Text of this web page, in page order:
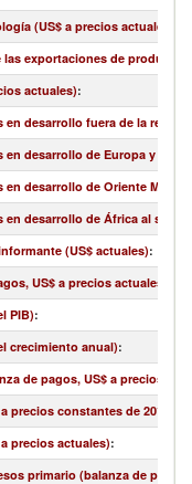
(US$ a precios actuales)
exportaciones de productos)
actuales):
desarrollo fuera de la
desarrollo de Europa y
desarrollo de Oriente
desarrollo de África al sur
(US$ actuales):
US$ a precios actuales)
PIB):
crecimiento anual):
de pagos, US$ a precios
precios constantes de 2010)
precios actuales):
primario (balanza de